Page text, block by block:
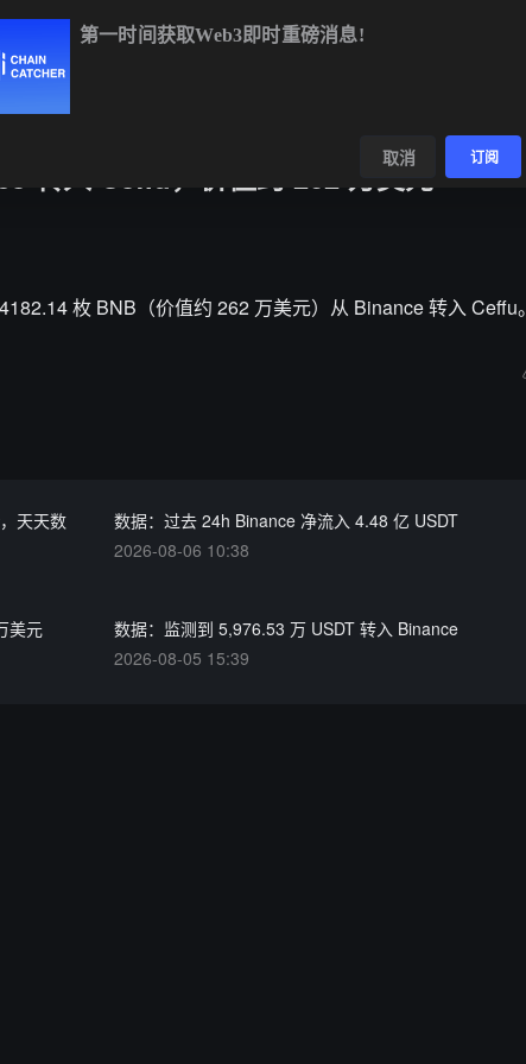
转入 Ceffu，价值约 262 万美元
枚 BNB（价值约 262 万美元）从 Binance 转入 Ceffu。
天天数
数据：过去 24h Binance 净流入 4.48 亿 USDT
2026-08-06 10:38
美元
数据：监测到 5,976.53 万 USDT 转入 Binance
2026-08-05 15:39
第一时间获取Web3即时重磅消息!
取消 订阅